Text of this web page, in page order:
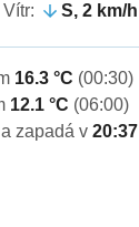
Vítr:
S, 2 km/h
16.3 °C (00:30)
12.1 °C (06:00)
a zapadá v 20:37